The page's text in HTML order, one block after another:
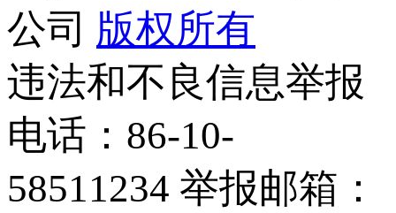
公司 版权所有
违法和不良信息举报
电话：86-10-
58511234 举报邮箱：